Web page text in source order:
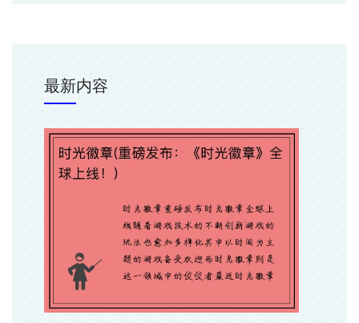
最新内容